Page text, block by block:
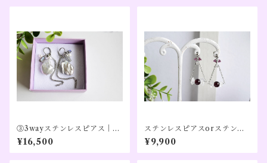
③3wayステンレスピアス｜／
グレー淡水パール×ラブラドラ
イト×ホワイト淡水パール×水
晶／大きめ｜【私に還る】シ
¥16,500
ステンレスピアスorステンレ
スイヤリングアレルギー対応
｜キャンディモチーフ／ガー
ネット×ハーキマーダイヤモン
¥9,900